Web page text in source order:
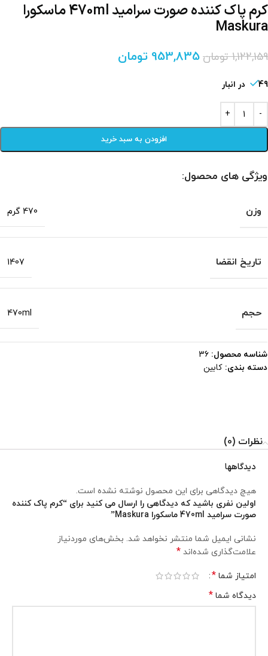
کرم پاک کننده صورت سرامید 470ml ماسکورا
Maskura
1,122,159 تومان 953,835 تومان
49 در انبار
افزودن به سبد خرید
ویژگی های محصول:
وزن 470 گرم
تاریخ انقضا 1407
حجم 470ml
شناسه محصول: 36
دسته بندی: کابین
نظرات (0)
دیدگاهها
هیچ دیدگاهی برای این محصول نوشته نشده است.
اولین نفری باشید که دیدگاهی را ارسال می کنید برای “کرم پاک کننده
صورت سرامید 470ml ماسکورا Maskura”
نشانی ایمیل شما منتشر نخواهد شد. بخش‌های موردنیاز
علامت‌گذاری شده‌اند *
امتیاز شما *
دیدگاه شما *